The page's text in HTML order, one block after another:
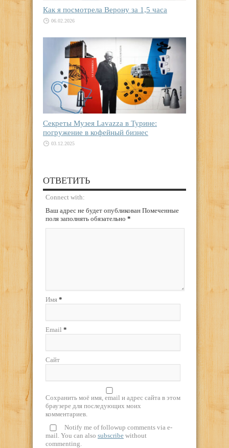
Как я посмотрела Верону за 1,5 часа
06.02.2026
Секреты Музея Lavazza в Турине:
погружение в кофейный бизнес
03.12.2025
ОТВЕТИТЬ
Connect with:
Ваш адрес не будет опубликован Помеченные
поля заполнять обязательно *
Имя *
Email *
Сайт
Сохранить моё имя, email и адрес сайта в этом
браузере для последующих моих
комментариев.
Notify me of followup comments via e-
mail. You can also subscribe without
commenting.